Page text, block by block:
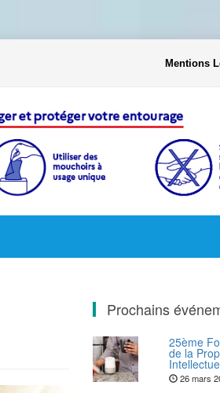
contenu
Mentions
Prochains
25ème
de la
26 mars